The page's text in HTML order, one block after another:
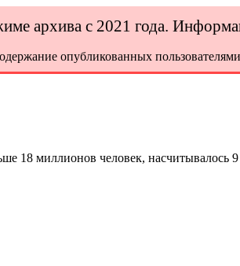
архива с 2021 года.
опубликованных
18 миллионов человек, насчитывалось 9